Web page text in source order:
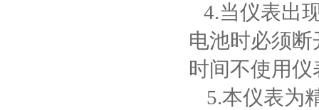
4.当仪表出
电池时必须
时间不使用
5.本仪表为